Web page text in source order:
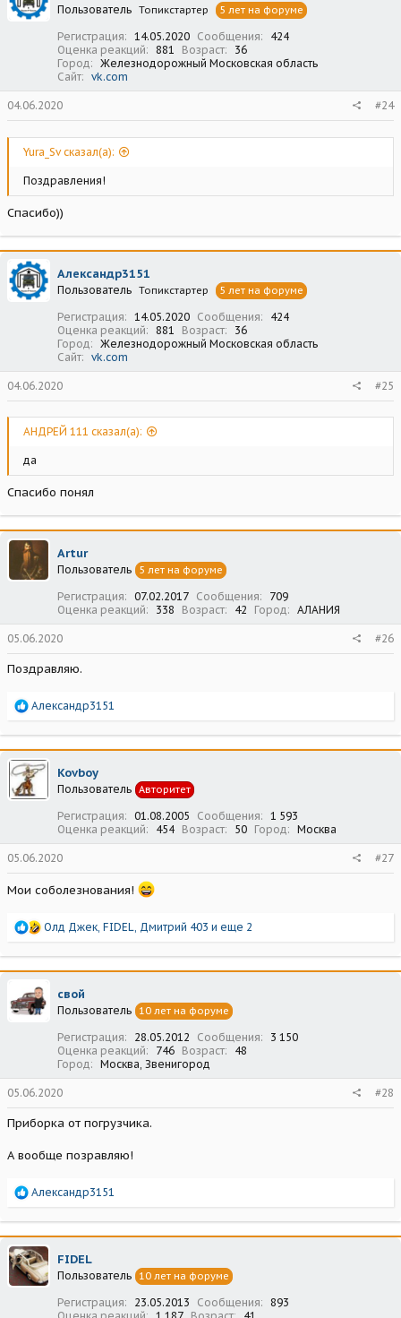
Пользователь Топикстартер 5 лет на форуме
Регистрация 14.05.2020 Сообщения
424
Оценка реакций
881 Возраст
36
Город
Железнодорожный Московская область
Сайт
vk.com
04.06.2020 #24
Yura_Sv сказал(а):
Поздравления!
Спасибо))
Александр3151
Пользователь Топикстартер 5 лет на форуме
Регистрация 14.05.2020 Сообщения
424
Оценка реакций
881 Возраст
36
Город
Железнодорожный Московская область
Сайт
vk.com
04.06.2020 #25
АНДРЕЙ 111 сказал(а):
да
Спасибо понял
Artur
Пользователь 5 лет на форуме
Регистрация 07.02.2017 Сообщения
709
Оценка реакций
338 Возраст 42 Город АЛАНИЯ
05.06.2020 #26
Поздравляю.
Р
а
к
ц
и
и
Александр3151
Kovboy
Пользователь Авторитет
Регистрация 01.08.2005 Сообщения
1 593
Оценка реакций
454 Возраст 50 Город Москва
05.06.2020 #27
Мои соболезнования!
Р
а
к
и
и
Олд Джек, FIDEL, Дмитрий 403 и еще 2
свой
Пользователь 10 лет на форуме
Регистрация 28.05.2012 Сообщения
3 150
Оценка реакций
746 Возраст
48
Город
Москва, Звенигород
05.06.2020 #28
Приборка от погрузчика.
А вообще позравляю!
Р
а
к
ц
и
и
Александр3151
FIDEL
Пользователь 10 лет на форуме
Регистрация 23.05.2013 Сообщения
893